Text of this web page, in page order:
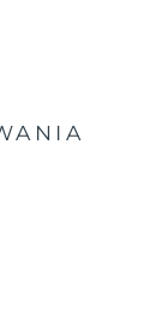
১১/৮/২৬
czas dostawy